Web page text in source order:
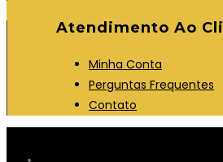
Atendimento Ao
Minha Conta
Perguntas Frequentes
Contato